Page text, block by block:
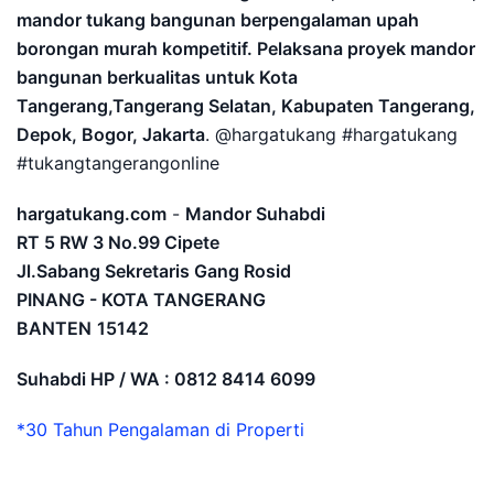
mandor tukang bangunan berpengalaman upah
borongan murah kompetitif. Pelaksana proyek mandor
bangunan berkualitas untuk Kota
Tangerang,Tangerang Selatan, Kabupaten Tangerang,
Depok, Bogor, Jakarta. @hargatukang #hargatukang
#tukangtangerangonline
hargatukang.com - Mandor Suhabdi
RT 5 RW 3 No.99 Cipete
Jl.Sabang Sekretaris Gang Rosid
PINANG - KOTA TANGERANG
BANTEN 15142
Suhabdi HP / WA : 0812 8414 6099
*30 Tahun Pengalaman di Properti